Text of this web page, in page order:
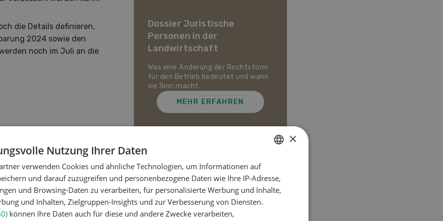
die Details definieren,
2024 sowie den
noch im Juli an die
den Schweizer Pflanzenbau
Tierhaltung zukommt und
Dossier Juristische
Personen in der
Landwirtschaft
Was eine Änderung der Rechtsform
für den Betrieb bedeutet und wann
sie Sinn macht.
MEHR ERFAHREN
Meistgelesene Artikel
Nutztiere
FRENCH
×
Nutzung Ihrer Daten
verwenden Cookies und ähnliche Technologien, um Informationen auf
und darauf zuzugreifen und personenbezogene Daten wie Ihre IP-Adresse,
und Browsing-Daten zu verarbeiten, für personalisierte Werbung und Inhalte,
und Inhalten, Zielgruppen-Insights und zur Verbesserung von Diensten.
können Ihre Daten auch für diese und andere Zwecke verarbeiten,